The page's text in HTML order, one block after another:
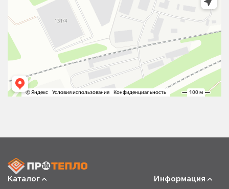
Каталог Информация